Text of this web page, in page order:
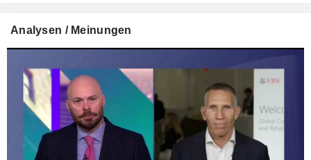
Analysen / Meinungen